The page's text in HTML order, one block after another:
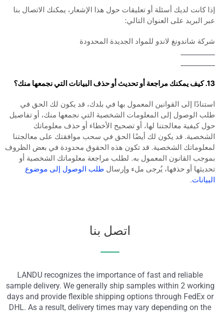
إذا كانت لديك أسئلة أو تعليقات حول هذا الإشعار، يمكنك الاتصال بنا
عبر البريد على العنوان التالي:
شركة شاندونغ لاندو للمواد الجديدة المحدودة
13. كيف يمكنك مراجعة أو تحديث أو حذف البيانات التي نجمعها منك؟
استنادًا إلى القوانين المعمول بها في بلدك، قد يكون لك الحق في
طلب الوصول إلى المعلومات الشخصية التي نجمعها منك، أو تفاصيل
حول كيفية معالجتنا لها، أو تصحيح الأخطاء أو حذف معلوماتك
الشخصية. قد يكون لك أيضًا الحق في سحب موافقتك على معالجتنا
لمعلوماتك الشخصية. قد تكون هذه الحقوق محدودة في بعض الظروف
بموجب القانون المعمول به. لطلب مراجعة معلوماتك الشخصية أو
تحديثها أو حذفها، يُرجى ملء وإرسال طلب الوصول إلى موضوع
البيانات.
اتصل بنا
LANDU recognizes the importance of fast and reliable
sample delivery. We generally ship samples within 2 working
days and provide flexible shipping options through FedEx or
DHL. As a result, delivery times may vary depending on the